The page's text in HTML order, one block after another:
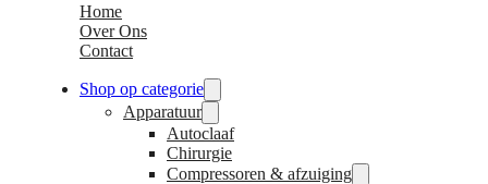
Home
Over Ons
Contact
Shop op categorie
Apparatuur
Autoclaaf
Chirurgie
Compressoren & afzuiging